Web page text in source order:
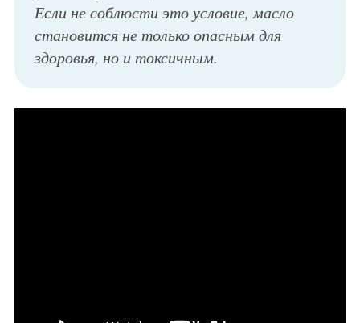
Если не соблюсти это условие, масло
становится не только опасным для
здоровья, но и токсичным.